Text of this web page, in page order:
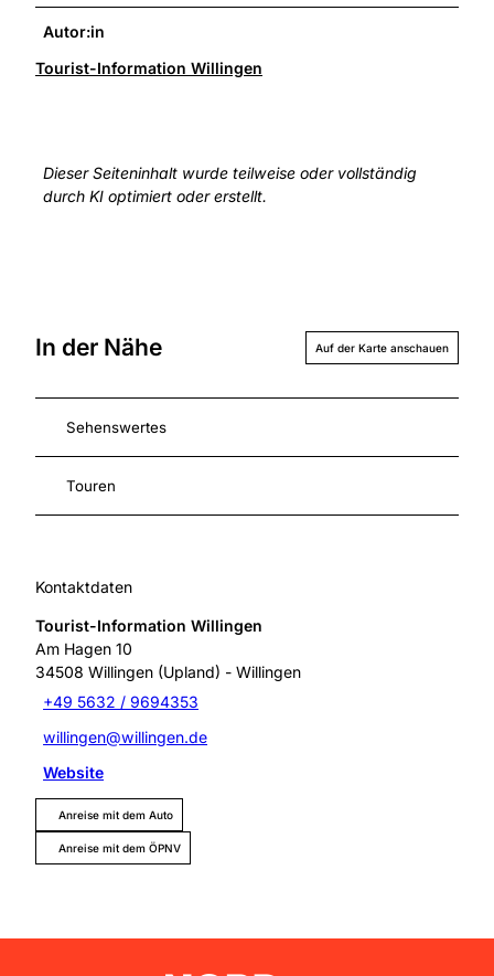
Autor:in
Tourist-Information Willingen
Dieser Seiteninhalt wurde teilweise oder vollständig
durch KI optimiert oder erstellt.
In der Nähe Auf der Karte anschauen
Sehenswertes
Touren
Kontaktdaten
Tourist-Information Willingen
Am Hagen 10
34508 Willingen (Upland) - Willingen
+49 5632 / 9694353
willingen@willingen.de
Website
Anreise mit dem Auto
Anreise mit dem ÖPNV